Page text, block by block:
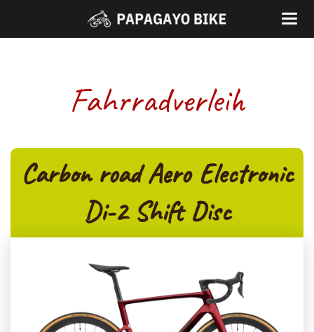
Fahrradverleih
Carbon road Aero Electronic
Di-2 Shift Disc